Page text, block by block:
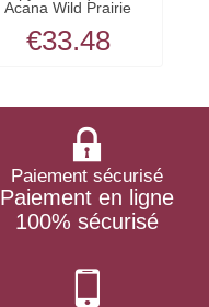
Acana Wild Prairie
€33.48
Paiement sécurisé
Paiement en ligne
100% sécurisé